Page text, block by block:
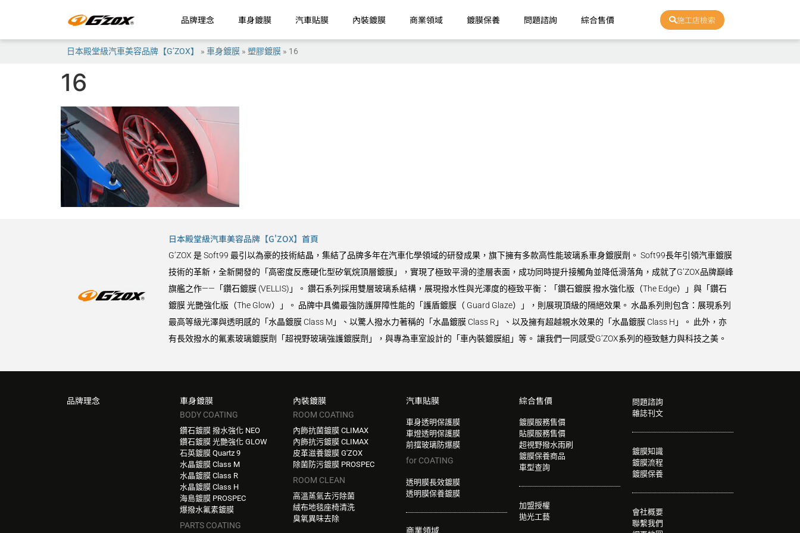
品牌理念 車身鍍膜 汽車貼膜 內裝鍍膜 商業領域 鍍膜保養 問題諮詢 綜合售價 施工店檢索
日本殿堂級汽車美容品牌【G’ZOX】 » 車身鍍膜 » 塑膠鍍膜 » 16
16
日本殿堂級汽車美容品牌【G'ZOX】首頁
G’ZOX 是 Soft99 最引以為豪的技術結晶，集結了品牌多年在汽車化學領域的研發成果，旗下擁有多款高性能玻璃系車身鍍膜劑。 Soft99長年引領汽車鍍膜
技術的革新，全新開發的「高密度反應硬化型矽氧烷頂層鍍膜」，實現了極致平滑的塗層表面，成功同時提升接觸角並降低滑落角，成就了G’ZOX品牌巔峰
旗艦之作——「鑽石鍍膜 (VELLIS)」。 鑽石系列採用雙層玻璃系結構，展現撥水性與光澤度的極致平衡：「鑽石鍍膜 撥水強化版（The Edge）」與「鑽石
鍍膜 光艷強化版（The Glow）」。 品牌中具備最強防護屏障性能的「護盾鍍膜（ Guard Glaze）」，則展現頂級的隔絕效果。 水晶系列則包含：展現系列
最高等級光澤與透明感的「水晶鍍膜 Class M」、以驚人撥水力著稱的「水晶鍍膜 Class R」、以及擁有超越親水效果的「水晶鍍膜 Class H」。 此外，亦
有長效撥水的氟素玻璃鍍膜劑「超視野玻璃強護鍍膜劑」，與專為車室設計的「車內裝鍍膜組」等。 讓我們一同感受G’ZOX系列的極致魅力與科技之美。
品牌理念 車身鍍膜
BODY COATING
鑽石鍍膜 撥水強化 NEO
鑽石鍍膜 光艷強化 GLOW
石英鍍膜 Quartz 9
水晶鍍膜 Class M
水晶鍍膜 Class R
水晶鍍膜 Class H
海島鍍膜 PROSPEC
爆撥水氟素鍍膜
PARTS COATING
內裝鍍膜
ROOM COATING
內飾抗菌鍍膜 CLIMAX
內飾抗污鍍膜 CLIMAX
皮革滋養鍍膜 G'ZOX
除菌防污鍍膜 PROSPEC
ROOM CLEAN
高溫蒸氣去污除菌
絨布地毯座椅清洗
臭氧異味去除
汽車貼膜
車身透明保護膜
車燈透明保護膜
前擋玻璃防爆膜
for COATING
透明膜長效鍍膜
透明膜保養鍍膜
商業領域
綜合售價
鍍膜服務售價
貼膜服務售價
超視野撥水雨刷
鍍膜保養商品
車型查詢
加盟授權
拋光工藝
問題諮詢
雜誌刊文
鍍膜知識
鍍膜流程
鍍膜保養
會社概要
聯繫我們